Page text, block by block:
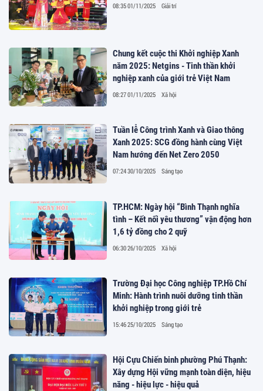
08:35 01/11/2025 Giải trí
Chung kết cuộc thi Khởi nghiệp Xanh
năm 2025: Netgins - Tinh thần khởi
nghiệp xanh của giới trẻ Việt Nam
08:27 01/11/2025 Xã hội
Tuần lễ Công trình Xanh và Giao thông
Xanh 2025: SCG đồng hành cùng Việt
Nam hướng đến Net Zero 2050
07:24 30/10/2025 Sáng tạo
TP.HCM: Ngày hội “Bình Thạnh nghĩa
tình – Kết nối yêu thương” vận động hơn
1,6 tỷ đồng cho 2 quỹ
06:30 26/10/2025 Xã hội
Trường Đại học Công nghiệp TP.Hồ Chí
Minh: Hành trình nuôi dưỡng tinh thần
khởi nghiệp trong giới trẻ
15:46 25/10/2025 Sáng tạo
Hội Cựu Chiến binh phường Phú Thạnh:
Xây dựng Hội vững mạnh toàn diện, hiệu
năng - hiệu lực - hiệu quả